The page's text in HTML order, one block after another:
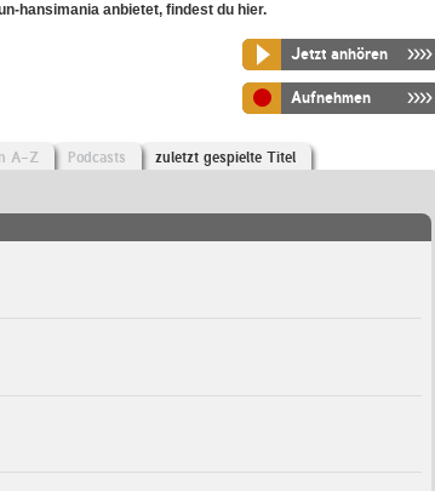
hansimania anbietet, findest du hier.
Jetzt anhören
Aufnehmen
A-Z Podcasts zuletzt gespielte Titel